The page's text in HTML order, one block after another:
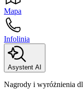
Mapa
Infolinia
Asystent AI
Nagrody i wyróżnienia